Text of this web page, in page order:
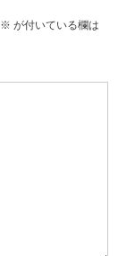
※ が付いている欄は